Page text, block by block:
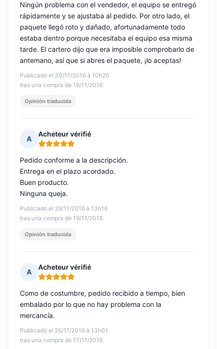
Publicado el 30/11/2016 à 10h26
tras una compra de 19/11/2016
Ningún problema con el vendedor, el equipo se entregó
rápidamente y se ajustaba al pedido. Por otro lado, el
paquete llegó roto y dañado, afortunadamente todo
estaba dentro porque necesitaba el equipo esa misma
tarde. El cartero dijo que era imposible comprobarlo de
antemano, así que si abres el paquete, ¡lo aceptas!
Opinión traducida
A
Acheteur vérifié
Nota: 5 de 5
Publicado el 29/11/2016 à 13h16
tras una compra de 19/11/2016
Pedido conforme a la descripción.
Entrega en el plazo acordado.
Buen producto.
Ninguna queja.
Opinión traducida
A
Acheteur vérifié
Nota: 5 de 5
Publicado el 26/11/2016 à 13h01
tras una compra de 17/11/2016
Como de costumbre, pedido recibido a tiempo, bien
embalado por lo que no hay problema con la
mercancía.